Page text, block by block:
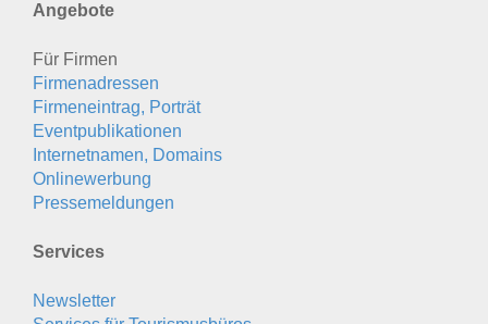
Angebote
Für Firmen
Firmenadressen
Firmeneintrag, Porträt
Eventpublikationen
Internetnamen, Domains
Onlinewerbung
Pressemeldungen
Services
Newsletter